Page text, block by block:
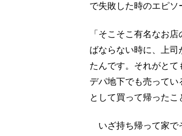
で失敗した時のエピソ
「そこそこ有名なお
ばならない時に、上
たんです。それがと
デパ地下でも売って
として買って帰ったこ
いざ持ち帰って家で